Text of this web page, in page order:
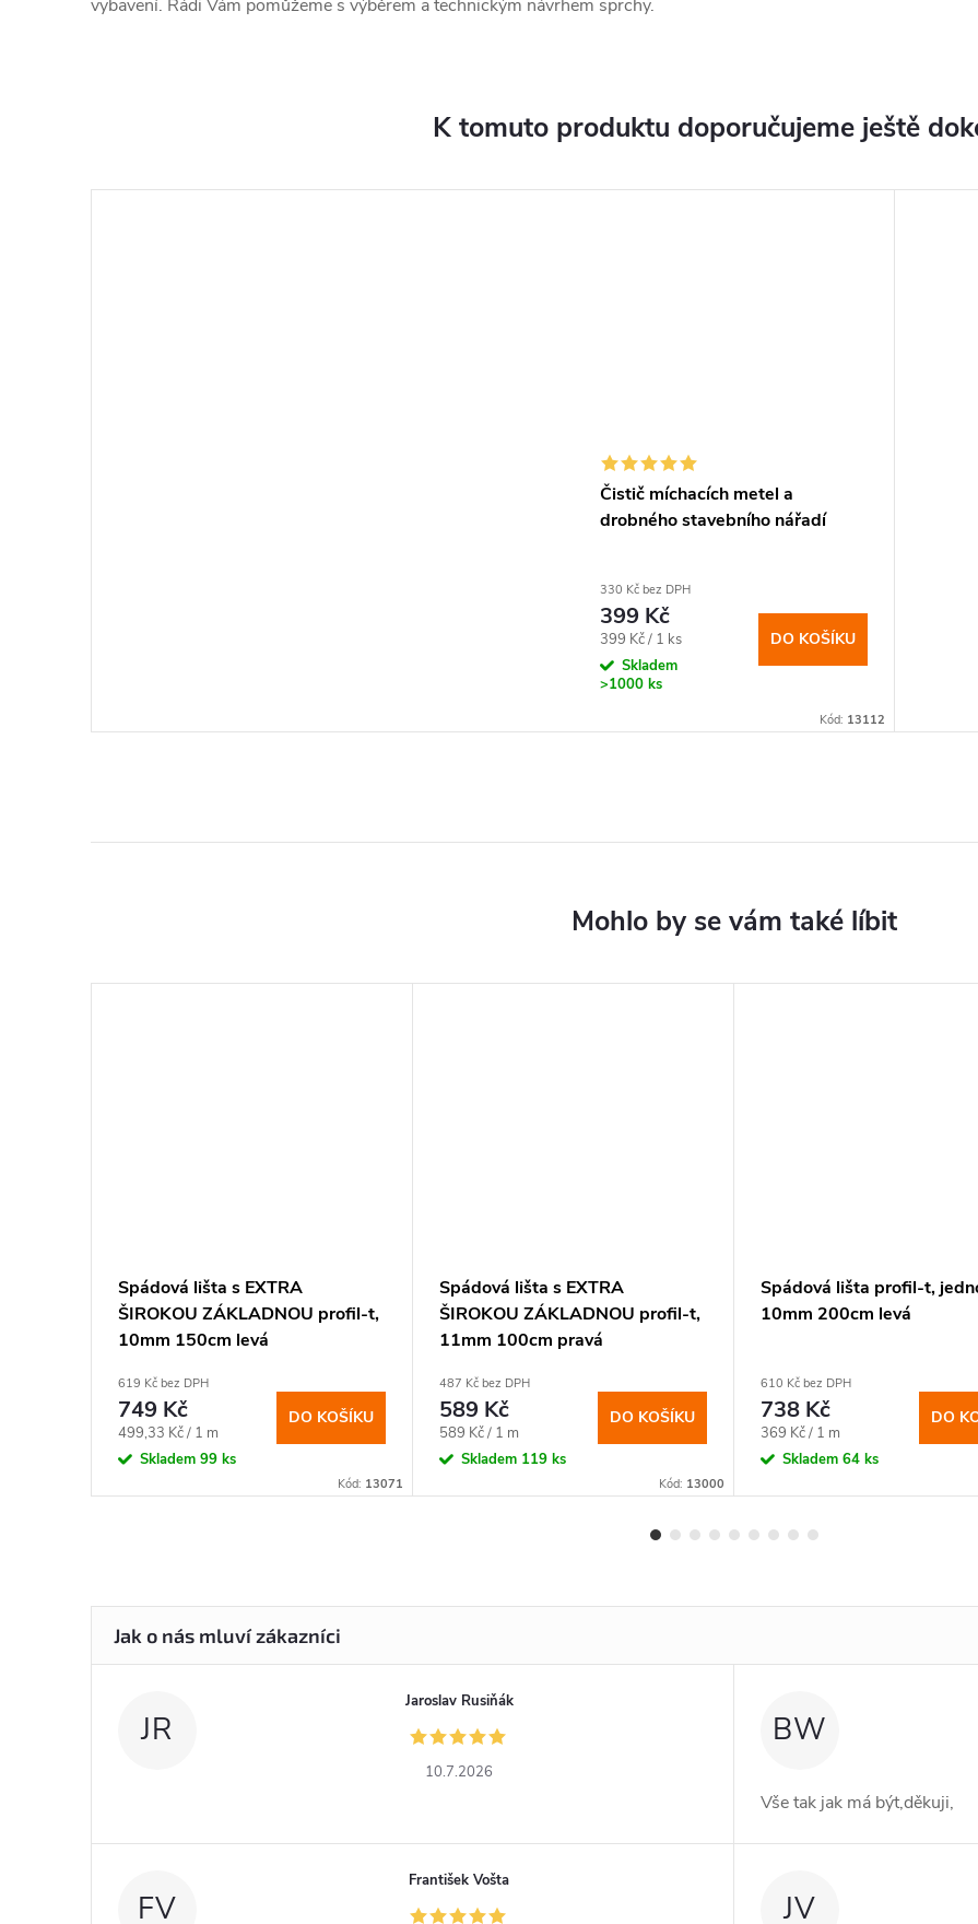
vybavení. Rádi Vám pomůžeme s výběrem a technickým návrhem sprchy.
K tomuto produktu doporučujeme ještě
Čistič míchacích metel a
drobného stavebního nářadí
330 Kč bez DPH
399 Kč
Měrná
cena:
399 Kč / 1 ks
Skladem
>1000 ks
DO KOŠÍKU
Kód: 13112
Spádová lišta s EXTRA
ŠIROKOU ZÁKLADNOU profil-t,
10mm 150cm levá
619 Kč bez DPH
749 Kč
Měrná
cena:
499,33 Kč / 1 m
Skladem 99 ks
DO KOŠÍKU
Kód: 13071
Spádová lišta s EXTRA
ŠIROKOU ZÁKLADNOU profil-t,
11mm 100cm pravá
487 Kč bez DPH
589 Kč
Měrná
cena:
589 Kč / 1 m
Skladem 119 ks
DO KOŠÍKU
Kód: 13000
Spádová lišta profil-t,
10mm 200cm levá
610 Kč bez DPH
738 Kč
Měrná
cena:
369 Kč / 1 m
Skladem 64 ks
DO
JR
Jaroslav Rusiňák
10.7.2026
BW
Vše tak jak má být,děkuji,
FV
František Vošta
JV